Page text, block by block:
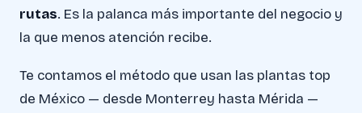
rutas. Es la palanca más importante del negocio y
la que menos atención recibe.
Te contamos el método que usan las plantas top
de México — desde Monterrey hasta Mérida —